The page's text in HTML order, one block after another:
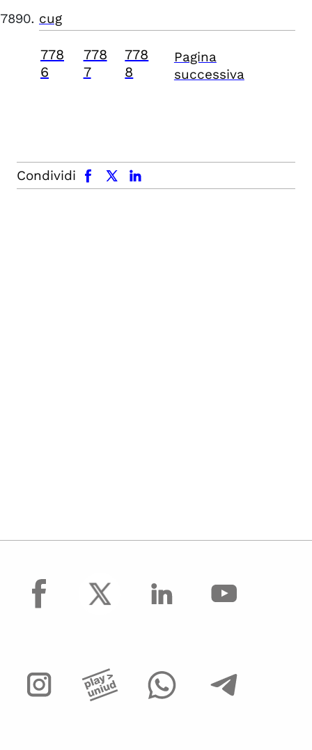
cug
778
6
778
7
778
8
Pagina
successiva
Condividi
facebook x.com linkedin
facebook